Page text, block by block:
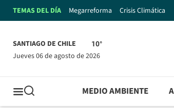
TEMAS DEL DÍA Megarreforma Crisis Climática
SANTIAGO DE CHILE 10°
jueves 06 de agosto de 2026
MEDIO AMBIENTE